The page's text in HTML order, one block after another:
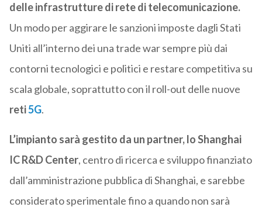
delle infrastrutture di rete di telecomunicazione.
Un modo per aggirare le sanzioni imposte dagli Stati
Uniti all’interno dei una trade war sempre più dai
contorni tecnologici e politici e restare competitiva su
scala globale, soprattutto con il roll-out delle nuove
reti5G.
L’impianto sarà gestito da un partner, lo Shanghai
IC R&D Center, centro di ricerca e sviluppo finanziato
dall’amministrazione pubblica di Shanghai, e sarebbe
considerato sperimentale fino a quando non sarà